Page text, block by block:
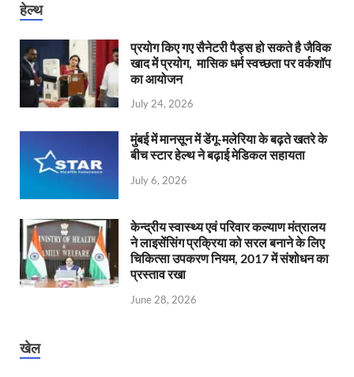
हेल्थ
प्रयोग किए गए सैनेटरी पैड्स हो सकते है जैविक
खाद में प्रयोग, मासिक धर्म स्वच्छता पर वर्कशॉप
का आयोजन
July 24, 2026
मुंबई में मानसून में डेंगू-मलेरिया के बढ़ते खतरे के
बीच स्टार हेल्थ ने बढ़ाई मेडिकल सहायता
July 6, 2026
केन्‍द्रीय स्वास्थ्य एवं परिवार कल्याण मंत्रालय
ने लाइसेंसिंग प्रक्रिया को सरल बनाने के लिए
चिकित्सा उपकरण नियम, 2017 में संशोधन का
प्रस्ताव रखा
June 28, 2026
खेल